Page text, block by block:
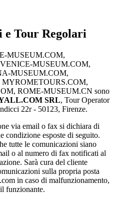
Tour Regolari
MUSEUM.COM,
MUSEUM.COM,
MUSEUM.COM,
ROME-MUSEUM.CN sono
SRL, Tour Operator
22r - 50123, Firenze.
via email o fax si dichiara di
condizione esposte di seguito.
tutte le comunicazioni siano
o al numero di fax notificati al
Sarà cura del cliente
sulla propria posta
in caso di malfunzionamento,
funzionante.